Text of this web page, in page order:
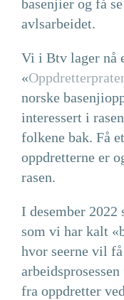
basenjier og få
avlsarbeidet.
Vi i Btv lager nå
«
norske
interessert i
folkene bak. Få
oppdretterne er
rasen.
I desember 2022
som vi har kalt
hvor seerne vil
fra oppdretter